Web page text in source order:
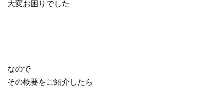
大変お困りでした
なので
その概要をご紹介したら